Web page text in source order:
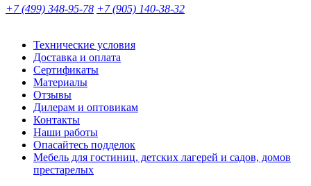
+7 (499) 348-95-78 +7 (905) 140-38-32
Технические условия
Доставка и оплата
Сертификаты
Материалы
Отзывы
Дилерам и оптовикам
Контакты
Наши работы
Опасайтесь подделок
Мебель для гостиниц, детских лагерей и садов, домов
престарелых